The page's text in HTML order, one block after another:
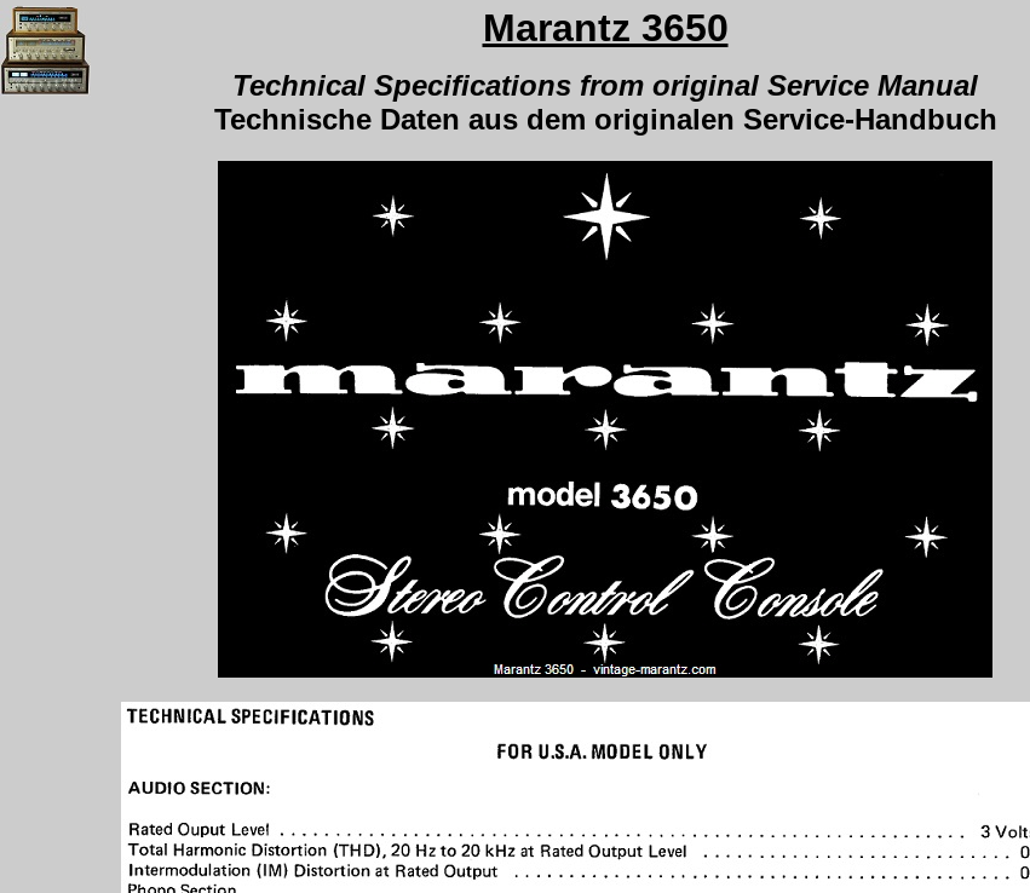
Marantz 3650
Technical Specifications from original Service Manual
Technische Daten aus dem originalen Service-Handbuch